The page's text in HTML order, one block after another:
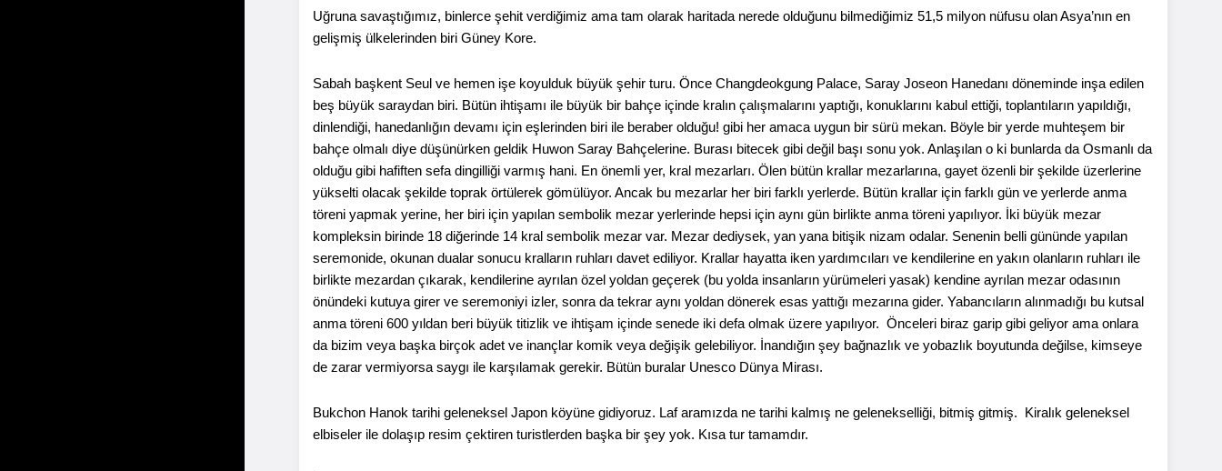
Uğruna savaştığımız, binlerce şehit verdiğimiz ama tam olarak haritada nerede olduğunu bilmediğimiz 51,5 milyon nüfusu olan Asya’nın en
gelişmiş ülkelerinden biri Güney Kore.
Sabah başkent Seul ve hemen işe koyulduk büyük şehir turu. Önce Changdeokgung Palace, Saray Joseon Hanedanı döneminde inşa edilen
beş büyük saraydan biri. Bütün ihtişamı ile büyük bir bahçe içinde kralın çalışmalarını yaptığı, konuklarını kabul ettiği, toplantıların yapıldığı,
dinlendiği, hanedanlığın devamı için eşlerinden biri ile beraber olduğu! gibi her amaca uygun bir sürü mekan. Böyle bir yerde muhteşem bir
bahçe olmalı diye düşünürken geldik Huwon Saray Bahçelerine. Burası bitecek gibi değil başı sonu yok. Anlaşılan o ki bunlarda da Osmanlı da
olduğu gibi hafiften sefa dingilliği varmış hani. En önemli yer, kral mezarları. Ölen bütün krallar mezarlarına, gayet özenli bir şekilde üzerlerine
yükselti olacak şekilde toprak örtülerek gömülüyor. Ancak bu mezarlar her biri farklı yerlerde. Bütün krallar için farklı gün ve yerlerde anma
töreni yapmak yerine, her biri için yapılan sembolik mezar yerlerinde hepsi için aynı gün birlikte anma töreni yapılıyor. İki büyük mezar
kompleksin birinde 18 diğerinde 14 kral sembolik mezar var. Mezar dediysek, yan yana bitişik nizam odalar. Senenin belli gününde yapılan
seremonide, okunan dualar sonucu kralların ruhları davet ediliyor. Krallar hayatta iken yardımcıları ve kendilerine en yakın olanların ruhları ile
birlikte mezardan çıkarak, kendilerine ayrılan özel yoldan geçerek (bu yolda insanların yürümeleri yasak) kendine ayrılan mezar odasının
önündeki kutuya girer ve seremoniyi izler, sonra da tekrar aynı yoldan dönerek esas yattığı mezarına gider. Yabancıların alınmadığı bu kutsal
anma töreni 600 yıldan beri büyük titizlik ve ihtişam içinde senede iki defa olmak üzere yapılıyor. Önceleri biraz garip gibi geliyor ama onlara
da bizim veya başka birçok adet ve inançlar komik veya değişik gelebiliyor. İnandığın şey bağnazlık ve yobazlık boyutunda değilse, kimseye
de zarar vermiyorsa saygı ile karşılamak gerekir. Bütün buralar Unesco Dünya Mirası.
Bukchon Hanok tarihi geleneksel Japon köyüne gidiyoruz. Laf aramızda ne tarihi kalmış ne gelenekselliği, bitmiş gitmiş. Kiralık geleneksel
elbiseler ile dolaşıp resim çektiren turistlerden başka bir şey yok. Kısa tur tamamdır.